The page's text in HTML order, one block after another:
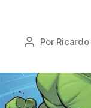
Autor
Por Ricardo